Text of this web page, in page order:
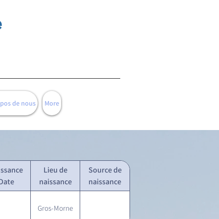
de nous More
Lieu de
naissance
Source de
naissance
Gros-Morne